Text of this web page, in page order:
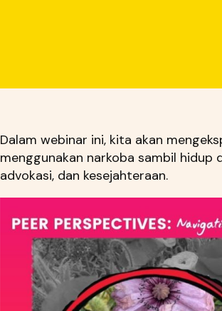
Dalam webinar ini, kita akan
menggunakan narkoba sambil hidup
advokasi, dan kesejahteraan.